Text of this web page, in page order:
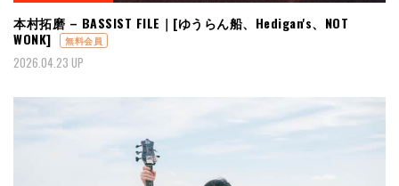
本村拓磨 – BASSIST FILE｜[ゆうらん船、Hedigan's、NOT
WONK]
無料会員
2026.04.23 UP